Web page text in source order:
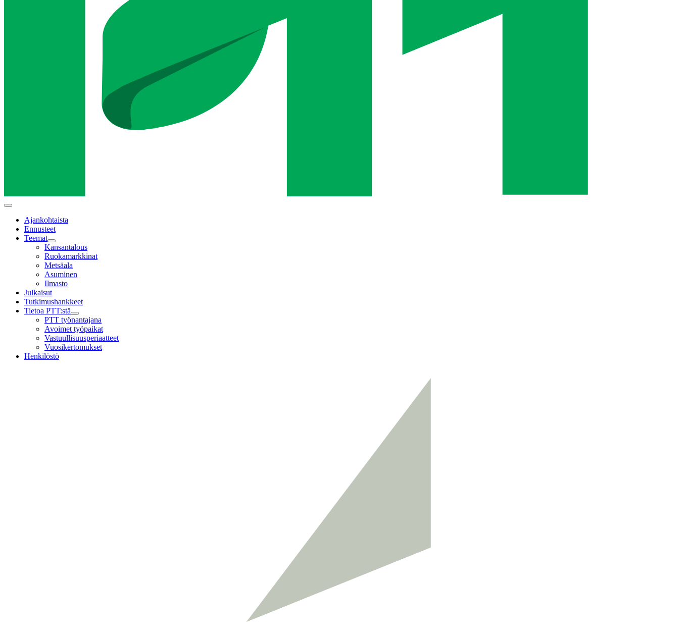
Main
Ajankohtaista
Ennusteet
Teemat
Child
menu
Kansantalous
Ruokamarkkinat
Metsäala
Asuminen
Ilmasto
Julkaisut
Tutkimushankkeet
Tietoa PTT:stä
Child
menu
PTT työnantajana
Avoimet työpaikat
Vastuullisuusperiaatteet
Vuosikertomukset
Henkilöstö